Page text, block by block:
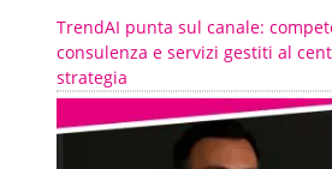
TrendAI punta sul canale:
consulenza e servizi gestiti al
strategia